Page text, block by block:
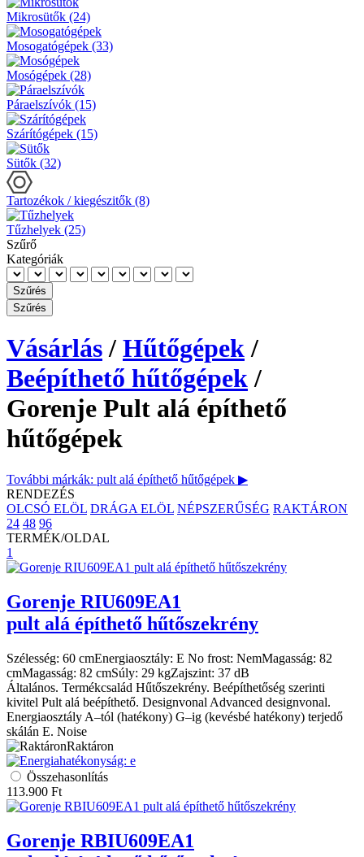
Mikrosütők (24)
Mosogatógépek (33)
Mosógépek (28)
Páraelszívók (15)
Szárítógépek (15)
Sütők (32)
Tartozékok / kiegészitők (8)
Tűzhelyek (25)
Szűrő
Kategóriák
Vásárlás/ Hűtőgépek/
Beépíthető hűtőgépek/
Gorenje Pult alá építhető
hűtőgépek
További márkák: pult alá építhető hűtőgépek ▶
RENDEZÉS
OLCSÓ ELÖL DRÁGA ELÖL NÉPSZERŰSÉG RAKTÁRON
24 48 96
TERMÉK/OLDAL
1
Gorenje RIU609EA1
pult alá építhető hűtőszekrény
Szélesség: 60 cmEnergiaosztály: E No frost: NemMagasság: 82
cmMagasság: 82 cmSúly: 29 kgZajszint: 37 dB
Általános. Termékcsalád Hűtőszekrény. Beépíthetőség szerinti
kivitel Pult alá beépíthető. Designvonal Advanced designvonal.
Energiaosztály A–tól (hatékony) G–ig (kevésbé hatékony) terjedő
skálán E. Noise
Raktáron
Összehasonlítás
113.900 Ft
Gorenje RBIU609EA1